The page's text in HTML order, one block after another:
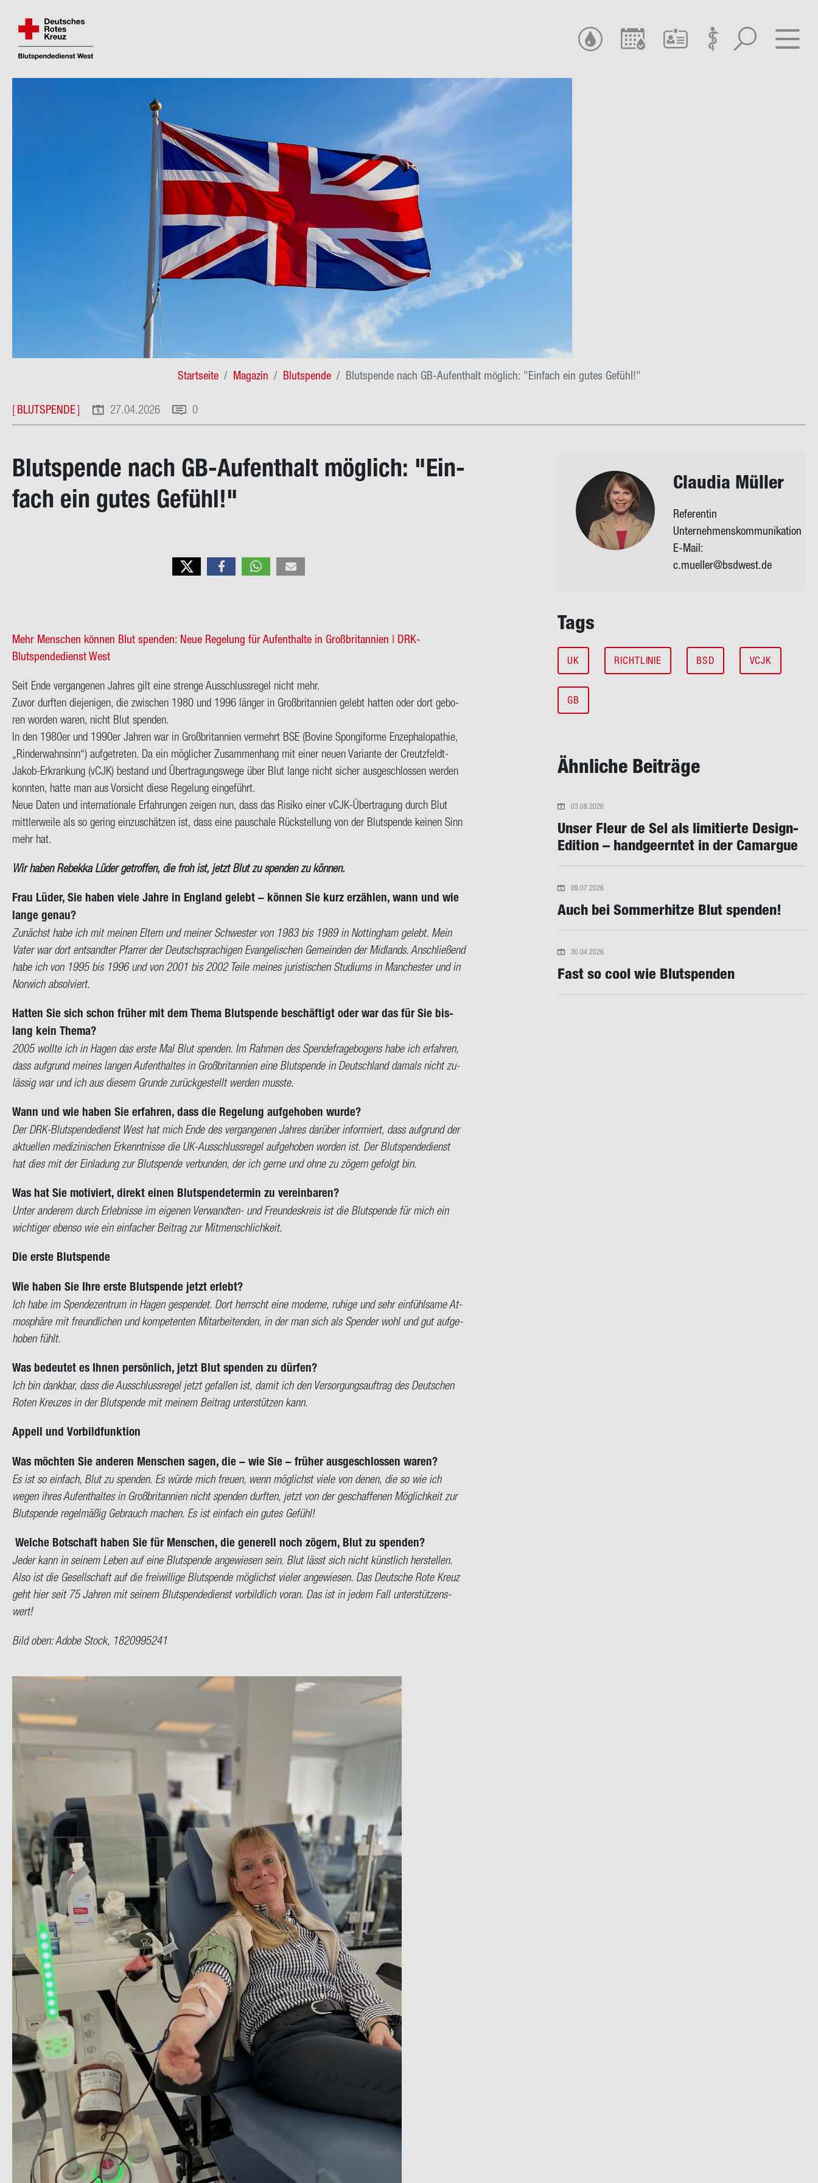
TERMIN SUCHEN
vi­
ti­
on
Startseite Magazin Blutspende Blutspende nach GB-Aufenthalt möglich: "Einfach ein gutes Gefühl!"
SUCHEN
[BLUTSPENDE] 27.04.2026 0
Blut­spen­de nach GB-​Aufenthalt mög­lich: "Ein­
fach ein gutes Ge­fühl!"
Mehr Men­schen kön­nen Blut spen­den: Neue Re­ge­lung für Auf­ent­hal­te in Groß­bri­tan­ni­en | DRK-​
Blutspendedienst West
Seit Ende ver­gan­ge­nen Jah­res gilt eine stren­ge Aus­schluss­re­gel nicht mehr.
Zuvor durf­ten die­je­ni­gen, die zwi­schen 1980 und 1996 län­ger in Groß­bri­tan­ni­en ge­lebt hat­ten oder dort ge­bo­
ren wor­den waren, nicht Blut spen­den.
In den 1980er und 1990er Jah­ren war in Groß­bri­tan­ni­en ver­mehrt BSE (Bo­vi­ne Spon­gi­for­me En­ze­pha­lo­pa­thie,
„Rin­der­wahn­sinn“) auf­ge­tre­ten. Da ein mög­li­cher Zu­sam­men­hang mit einer neuen Va­ri­an­te der Creutzfeldt-​
Jakob-Erkrankung (vCJK) be­stand und Über­tra­gungs­we­ge über Blut lange nicht si­cher aus­ge­schlos­sen wer­den
konn­ten, hatte man aus Vor­sicht diese Re­ge­lung ein­ge­führt.
Neue Daten und in­ter­na­tio­na­le Er­fah­run­gen zei­gen nun, dass das Ri­si­ko einer vCJK-​Übertragung durch Blut
mitt­ler­wei­le als so ge­ring ein­zu­schät­zen ist, dass eine pau­scha­le Rück­stel­lung von der Blut­spen­de kei­nen Sinn
mehr hat.
Wir haben Re­bek­ka Lüder ge­trof­fen, die froh ist, jetzt Blut zu spen­den zu kön­nen.
Frau Lüder, Sie haben viele Jahre in Eng­land ge­lebt – kön­nen Sie kurz er­zäh­len, wann und wie
lange genau?
Zu­nächst habe ich mit mei­nen El­tern und mei­ner Schwes­ter von 1983 bis 1989 in Not­ting­ham ge­lebt. Mein
Vater war dort ent­sand­ter Pfar­rer der Deutsch­spra­chi­gen Evan­ge­li­schen Ge­mein­den der Mid­lands. An­schlie­ßend
habe ich von 1995 bis 1996 und von 2001 bis 2002 Teile mei­nes ju­ris­ti­schen Stu­di­ums in Man­ches­ter und in
Nor­wich ab­sol­viert.
Hat­ten Sie sich schon frü­her mit dem Thema Blut­spen­de be­schäf­tigt oder war das für Sie bis­
lang kein Thema?
2005 woll­te ich in Hagen das erste Mal Blut spen­den. Im Rah­men des Spen­de­fra­ge­bo­gens habe ich er­fah­ren,
dass auf­grund mei­nes lan­gen Auf­ent­hal­tes in Groß­bri­tan­ni­en eine Blut­spen­de in Deutsch­land da­mals nicht zu­
läs­sig war und ich aus die­sem Grun­de zu­rück­ge­stellt wer­den muss­te.
Wann und wie haben Sie er­fah­ren, dass die Re­ge­lung auf­ge­ho­ben wurde?
Der DRK-​Blutspendedienst West hat mich Ende des ver­gan­ge­nen Jah­res dar­über in­for­miert, dass auf­grund der
ak­tu­el­len me­di­zi­ni­schen Er­kennt­nis­se die UK-​Ausschlussregel auf­ge­ho­ben wor­den ist. Der Blut­spen­de­dienst
hat dies mit der Ein­la­dung zur Blut­spen­de ver­bun­den, der ich gerne und ohne zu zö­gern ge­folgt bin.
Was hat Sie mo­ti­viert, di­rekt einen Blut­spen­de­ter­min zu ver­ein­ba­ren?
Unter an­de­rem durch Er­leb­nis­se im ei­ge­nen Verwandten-​ und Freun­des­kreis ist die Blut­spen­de für mich ein
wich­ti­ger eben­so wie ein ein­fa­cher Bei­trag zur Mit­mensch­lich­keit.
Die erste Blut­spen­de
Wie haben Sie Ihre erste Blut­spen­de jetzt er­lebt?
Ich habe im Spen­de­zen­trum in Hagen ge­spen­det. Dort herrscht eine mo­der­ne, ru­hi­ge und sehr ein­fühl­sa­me At­
mo­sphä­re mit freund­li­chen und kom­pe­ten­ten Mit­ar­bei­ten­den, in der man sich als Spen­der wohl und gut auf­ge­
ho­ben fühlt.
Was be­deu­tet es Ihnen per­sön­lich, jetzt Blut spen­den zu dür­fen?
Ich bin dank­bar, dass die Aus­schluss­re­gel jetzt ge­fal­len ist, damit ich den Ver­sor­gungs­auf­trag des Deut­schen
Roten Kreu­zes in der Blut­spen­de mit mei­nem Bei­trag un­ter­stüt­zen kann.
Ap­pell und Vor­bild­funk­ti­on
Was möch­ten Sie an­de­ren Men­schen sagen, die – wie Sie – frü­her aus­ge­schlos­sen waren?
Es ist so ein­fach, Blut zu spen­den. Es würde mich freu­en, wenn mög­lichst viele von denen, die so wie ich
wegen ihres Auf­ent­hal­tes in Groß­bri­tan­ni­en nicht spen­den durf­ten, jetzt von der ge­schaf­fe­nen Mög­lich­keit zur
Blut­spen­de re­gel­mä­ßig Ge­brauch ma­chen. Es ist ein­fach ein gutes Ge­fühl!
Wel­che Bot­schaft haben Sie für Men­schen, die ge­ne­rell noch zö­gern, Blut zu spen­den?
Jeder kann in sei­nem Leben auf eine Blut­spen­de an­ge­wie­sen sein. Blut lässt sich nicht künst­lich her­stel­len.
Also ist die Ge­sell­schaft auf die frei­wil­li­ge Blut­spen­de mög­lichst vie­ler an­ge­wie­sen. Das Deut­sche Rote Kreuz
geht hier seit 75 Jah­ren mit sei­nem Blut­spen­de­dienst vor­bild­lich voran. Das ist in jedem Fall un­ter­stüt­zens­
wert!
Bild oben: Adobe Stock, 1820995241
Clau­dia Mül­ler
Referentin
Unternehmenskommunikation
E-Mail:
c.mueller@bsdwest.de
Tags
UK RICHTLINIE BSD VCJK
GB
Ähn­li­che Bei­trä­ge
03.08.2026
Unser Fleur de Sel als li­mi­tier­te Design-​
Edition – hand­ge­ern­tet in der Ca­mar­gue
09.07.2026
Auch bei Som­mer­hit­ze Blut spen­den!
30.04.2026
Fast so cool wie Blut­spen­den